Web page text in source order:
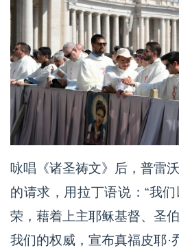
咏唱《诸圣祷文》后，普雷
的请求，用拉丁语说：“我
荣，藉着上主耶稣基督、圣
我们的权威，宣布真福皮耶·